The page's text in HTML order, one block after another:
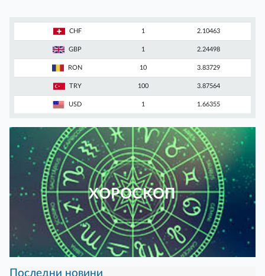
CHF 1 2.10463
GBP 1 2.24498
RON 10 3.83729
TRY 100 3.87564
USD 1 1.66355
ХОРОСКОП
Последни новини